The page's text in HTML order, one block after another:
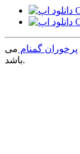
پرخوران گمنام می
باشد.